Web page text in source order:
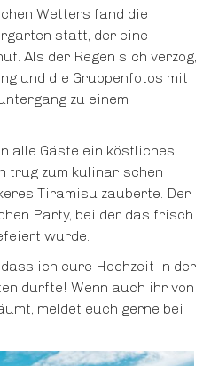
Wetters fand die
statt, der eine
Als der Regen sich verzog,
und die Gruppenfotos mit
zu einem
alle Gäste ein köstliches
trug zum kulinarischen
Tiramisu zauberte. Der
Party, bei der das frisch
wurde.
ich eure Hochzeit in der
durfte! Wenn auch ihr von
meldet euch gerne bei